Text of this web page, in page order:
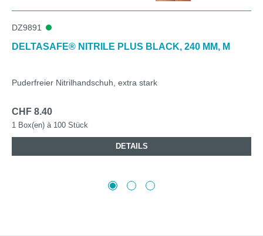
DZ9891
DELTASAFE® NITRILE PLUS BLACK, 240 MM, M
Puderfreier Nitrilhandschuh, extra stark
CHF 8.40
1 Box(en) à 100 Stück
DETAILS